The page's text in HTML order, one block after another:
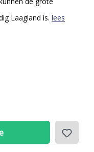
Laagland is. lees